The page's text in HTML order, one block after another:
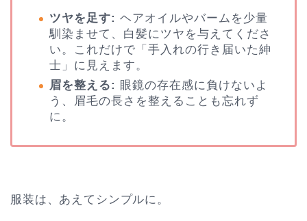
ツヤを足す: ヘアオイルやバームを少量
馴染ませて、白髪にツヤを与えてくださ
い。これだけで「手入れの行き届いた紳
士」に見えます。
眉を整える: 眼鏡の存在感に負けないよ
う、眉毛の長さを整えることも忘れず
に。
服装は、あえてシンプルに。